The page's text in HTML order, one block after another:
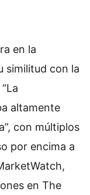
en la
similitud con la
altamente
con múltiplos
por encima a
en The